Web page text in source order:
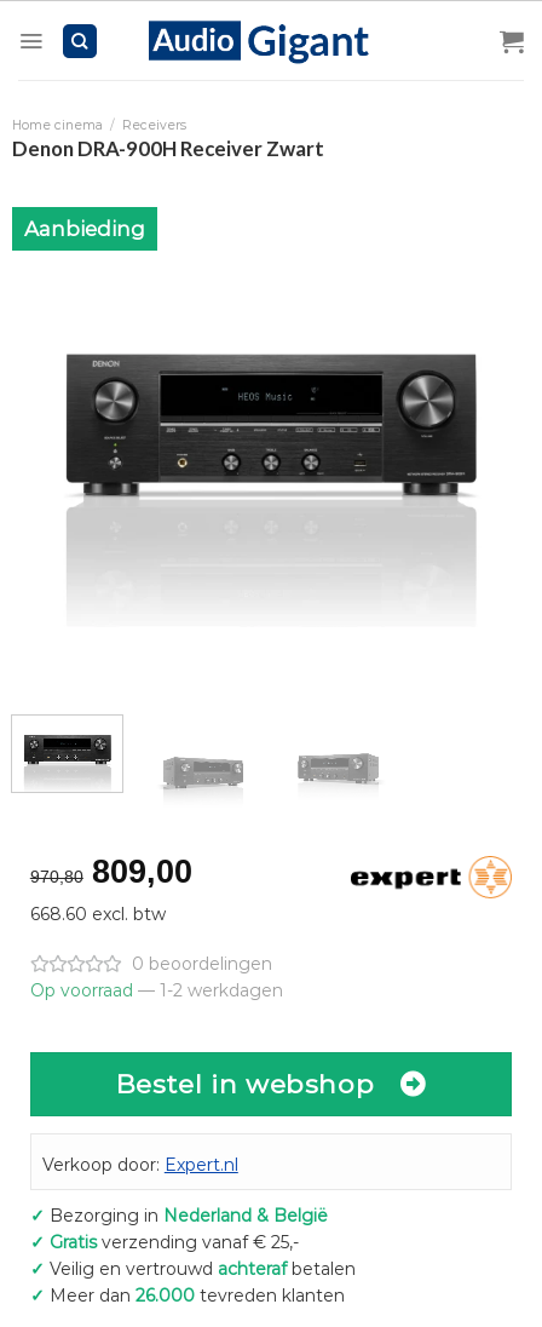
Home cinema / Receivers
Denon DRA-900H Receiver Zwart
Aanbieding
970,80 Oorspronkelijke
prijs
was:
€970,80.
809,00Huidige
€809,00.
668.60 excl. btw
0 beoordelingen
Op voorraad — 1-2 werkdagen
Bestel in webshop
Verkoop door: Expert.nl
✓ Bezorging in Nederland & België
✓ Gratisverzending vanaf € 25,-
✓ Veilig en vertrouwd achterafbetalen
✓ Meer dan 26.000tevreden klanten